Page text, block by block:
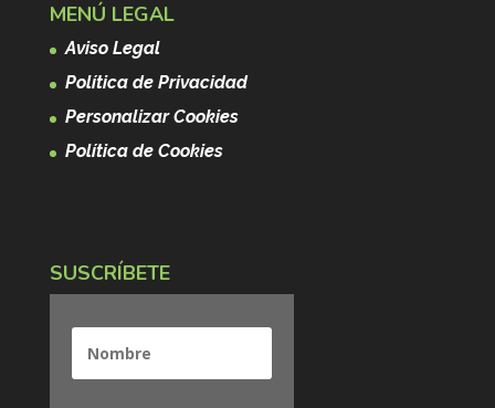
MENÚ LEGAL
Aviso Legal
Política de Privacidad
Personalizar Cookies
Política de Cookies
SUSCRÍBETE